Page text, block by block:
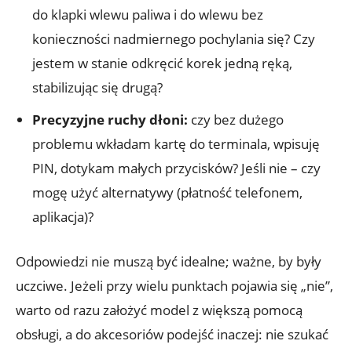
do klapki wlewu paliwa i do wlewu bez
konieczności nadmiernego pochylania się? Czy
jestem w stanie odkręcić korek jedną ręką,
stabilizując się drugą?
Precyzyjne ruchy dłoni: czy bez dużego
problemu wkładam kartę do terminala, wpisuję
PIN, dotykam małych przycisków? Jeśli nie – czy
mogę użyć alternatywy (płatność telefonem,
aplikacja)?
Odpowiedzi nie muszą być idealne; ważne, by były
uczciwe. Jeżeli przy wielu punktach pojawia się „nie”,
warto od razu założyć model z większą pomocą
obsługi, a do akcesoriów podejść inaczej: nie szukać